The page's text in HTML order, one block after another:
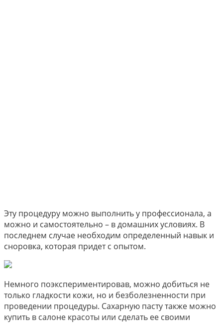
Эту процедуру можно выполнить у профессионала, а
можно и самостоятельно – в домашних условиях. В
последнем случае необходим определенный навык и
сноровка, которая придет с опытом.
Немного поэкспериментировав, можно добиться не
только гладкости кожи, но и безболезненности при
проведении процедуры. Сахарную пасту также можно
купить в салоне красоты или сделать ее своими